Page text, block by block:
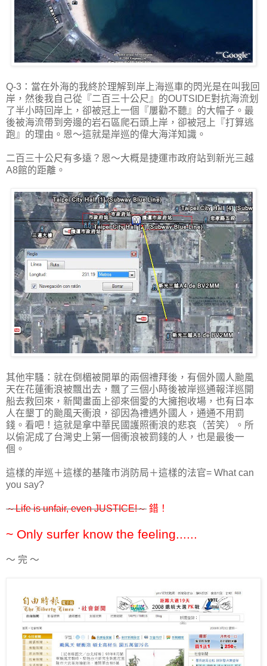
Q-3：當在外海的我終於理解到岸上海巡車的閃光是在叫我回
岸，然後我自己從『二百三十公尺』的OUTSIDE對抗海流划
了半小時回岸上，卻被冠上一個『屢勸不聽』的大帽子。最
後被海流帶到旁邊的岩石區爬石頭上岸，卻被冠上『打算逃
跑』的理由。恩～這就是岸巡的偉大海洋知識。
二百三十公尺有多遠？恩～大概是捷運市政府站到新光三越
A8館的距離。
其他牢騷：就在倒楣被開單的兩個禮拜後，有個外國人颱風
天在花蓮衝浪被飄出去，飄了三個小時後被岸巡通報洋巡開
船去救回來，新聞畫面上卻來個愛的大擁抱收場，也有日本
人在墾丁的颱風天衝浪，卻因為禮遇外國人，通通不用罰
錢。看吧！這就是拿中華民國護照衝浪的悲哀（苦笑）。所
以偷泥成了台灣史上第一個衝浪被罰錢的人，也是最後一
個。
這樣的岸巡＋這樣的基隆市消防局＋這樣的法官= What can
you say?
～Life is unfair, even JUSTICE!～ 錯！
~ Only surfer know the feeling......
～ 完 ～